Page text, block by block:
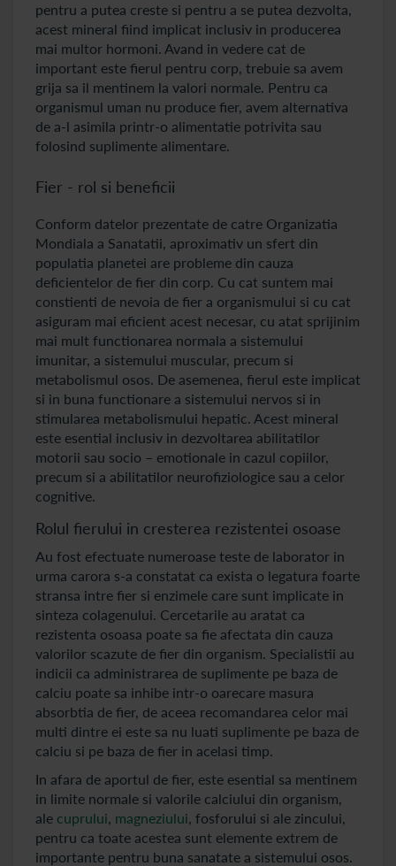
pentru a putea creste si pentru a se putea dezvolta,
acest mineral fiind implicat inclusiv in producerea
mai multor hormoni. Avand in vedere cat de
important este fierul pentru corp, trebuie sa avem
grija sa il mentinem la valori normale. Pentru ca
organismul uman nu produce fier, avem alternativa
de a-l asimila printr-o alimentatie potrivita sau
folosind suplimente alimentare.
Fier - rol si beneficii
Conform datelor prezentate de catre Organizatia
Mondiala a Sanatatii, aproximativ un sfert din
populatia planetei are probleme din cauza
deficientelor de fier din corp. Cu cat suntem mai
constienti de nevoia de fier a organismului si cu cat
asiguram mai eficient acest necesar, cu atat sprijinim
mai mult functionarea normala a sistemului
imunitar, a sistemului muscular, precum si
metabolismul osos. De asemenea, fierul este implicat
si in buna functionare a sistemului nervos si in
stimularea metabolismului hepatic. Acest mineral
este esential inclusiv in dezvoltarea abilitatilor
motorii sau socio – emotionale in cazul copiilor,
precum si a abilitatilor neurofiziologice sau a celor
cognitive.
Rolul fierului in cresterea rezistentei osoase
Au fost efectuate numeroase teste de laborator in
urma carora s-a constatat ca exista o legatura foarte
stransa intre fier si enzimele care sunt implicate in
sinteza colagenului. Cercetarile au aratat ca
rezistenta osoasa poate sa fie afectata din cauza
valorilor scazute de fier din organism. Specialistii au
indicii ca administrarea de suplimente pe baza de
calciu poate sa inhibe intr-o oarecare masura
absorbtia de fier, de aceea recomandarea celor mai
multi dintre ei este sa nu luati suplimente pe baza de
calciu si pe baza de fier in acelasi timp.
In afara de aportul de fier, este esential sa mentinem
in limite normale si valorile calciului din organism,
ale cuprului, magneziului, fosforului si ale zincului,
pentru ca toate acestea sunt elemente extrem de
importante pentru buna sanatate a sistemului osos.